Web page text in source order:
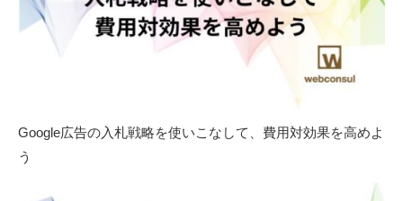
Google広告の入札戦略を使いこなして、費用対効果を高めよ
う